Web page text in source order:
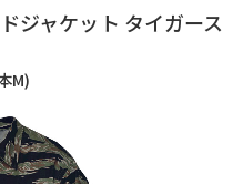
ジャケット タイガース
M)